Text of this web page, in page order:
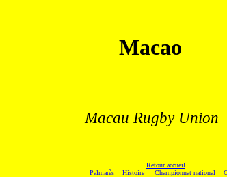
Macao
Macau Rugby Union
Retour accueil
Palmarès
Histoire Championnat national